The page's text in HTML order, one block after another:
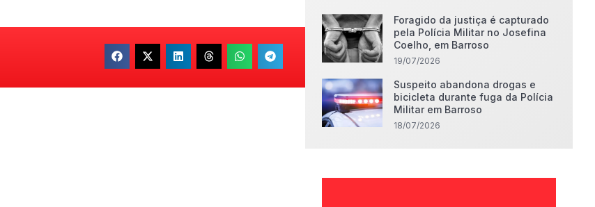
Foragido da justiça é capturado
pela Polícia Militar no Josefina
Coelho, em Barroso
19/07/2026
Suspeito abandona drogas e
bicicleta durante fuga da Polícia
Militar em Barroso
18/07/2026